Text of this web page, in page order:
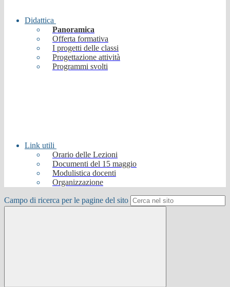
Didattica
Panoramica
Offerta formativa
I progetti delle classi
Progettazione attività
Programmi svolti
Link utili
Orario delle Lezioni
Documenti del 15 maggio
Modulistica docenti
Organizzazione
Campo di ricerca per le pagine del sito